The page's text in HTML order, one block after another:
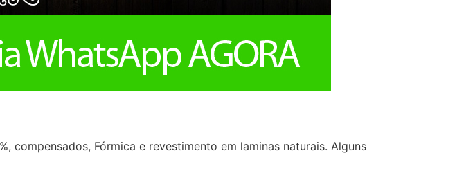
compensados, Fórmica e revestimento em laminas naturais. Alguns